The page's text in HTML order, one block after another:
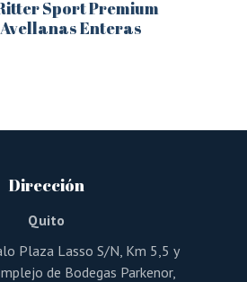
Sport Premium
Enteras
Las
elegir
la
página
de
producto
Dirección
Quito
Plaza Lasso S/N, Km 5,5 y
de Bodegas Parkenor,